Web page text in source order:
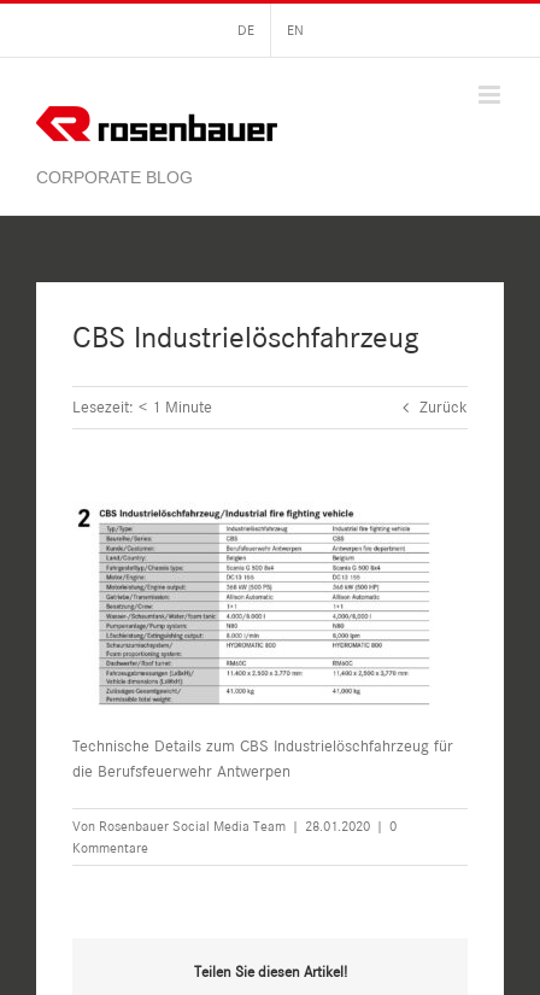
springen
DE EN
CBS Industrielöschfahrzeug
Lesezeit: < 1 Minute Zurück
Technische Details zum CBS Industrielöschfahrzeug für
die Berufsfeuerwehr Antwerpen
Von Rosenbauer Social Media Team | 28.01.2020 | 0
Kommentare
Teilen Sie diesen Artikel!